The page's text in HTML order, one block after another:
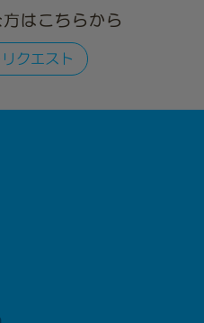
はこちらから
クエスト